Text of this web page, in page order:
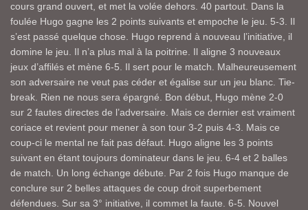
cours grand ouvert, et met la volée dehors. 40 partout. Dans la
foulée Hugo gagne les 2 points suivants et empoche le jeu. 5-3. Il
s’est passé quelque chose. Hugo reprend à nouveau l’initiative, il
domine le jeu. Il n’a plus mal à la poitrine. Il aligne 3 nouveaux
jeux d’affilés et mène 6-5. Il sert pour le match. Malheureusement
son adversaire ne veut pas céder et égalise sur un jeu blanc. Tie-
break. Rien ne nous sera épargné. Bon début, Hugo mène 2-0
sur 2 fautes directes de l’adversaire. Mais ce dernier est vraiment
coriace et revient pour mener à son tour 3-2 puis 4-3. Mais ce
coup-ci le mental ne fait pas défaut. Hugo aligne les 3 points
suivant en étant toujours dominateur dans le jeu. 6-4 et 2 balles
de match. Un long échange débute. Par 2 fois Hugo manque de
conclure sur 2 belles attaques de coup droit superbement
défendues. Sur sa 3° initiative, il commet la faute. 6-5. Nouvel